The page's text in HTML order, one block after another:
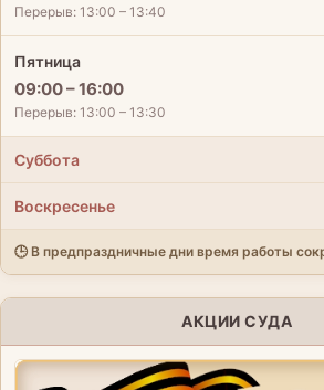
Перерыв: 13:00 – 13:40
Пятница
09:00 – 16:00
Перерыв: 13:00 – 13:30
Суббота
Воскресенье
🕒 В предпраздничные дни время работы
АКЦИИ СУДА